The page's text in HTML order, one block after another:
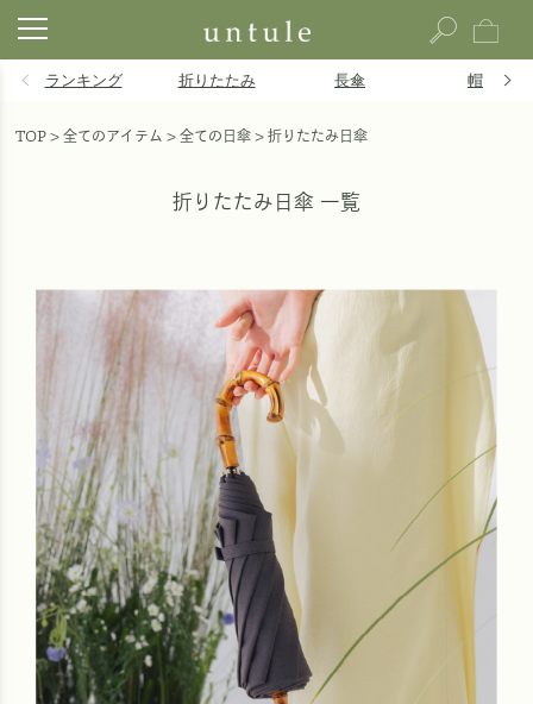
ランキング 折りたたみ 長傘 帽子
TOP 全てのアイテム 全ての日傘 折りたたみ日傘
折りたたみ日傘 一覧